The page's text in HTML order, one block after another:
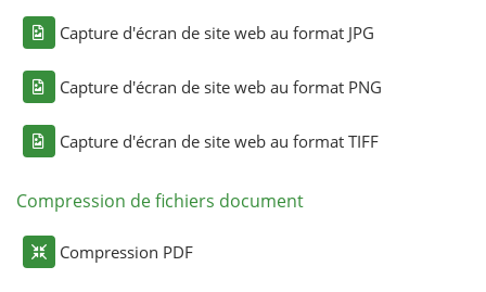
Capture d'écran de site web au format JPG
Capture d'écran de site web au format PNG
Capture d'écran de site web au format TIFF
Compression de fichiers document
Compression PDF